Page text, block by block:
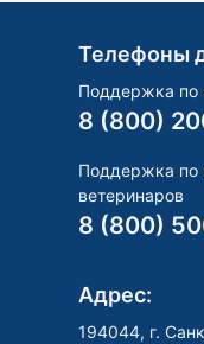
Телефоны
Поддержка по
8 (800)
Поддержка по
ветеринаров
8 (800)
Адрес:
194044, г.